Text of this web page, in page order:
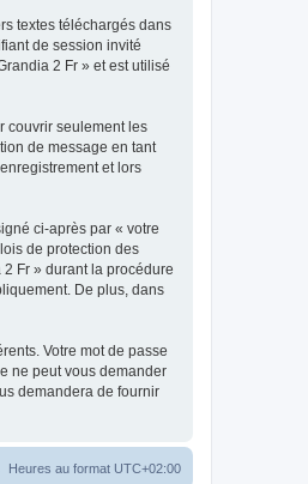
textes téléchargés dans
de session invité
2 Fr » et est utilisé
couvrir seulement les
de message en tant
et lors
ci-après par « votre
de protection des
Fr » durant la procédure
De plus, dans
Votre mot de passe
ne peut vous demander
demandera de fournir
Heures au format UTC+02:00